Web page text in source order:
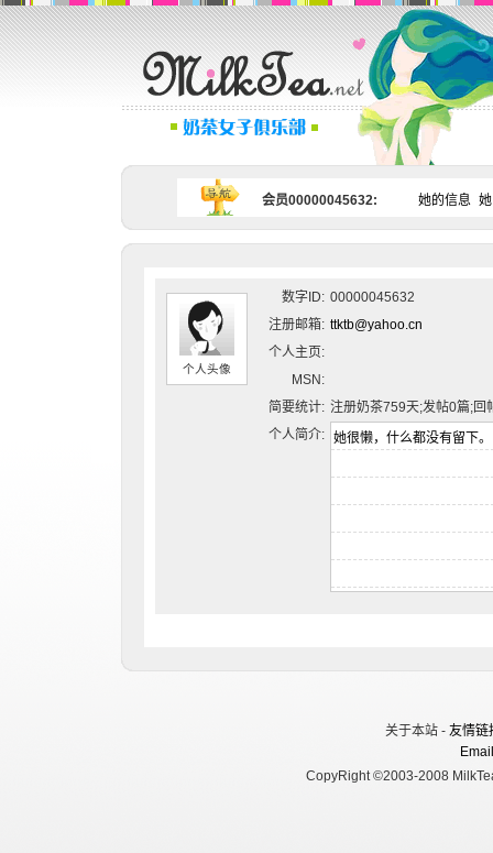
会员00000045632: 她的信息
个人头像
数字ID: 00000045632
注册邮箱: ttktb@yahoo.cn
个人主页:
MSN:
简要统计: 注册奶茶759天;发帖0篇;回
个人简介:
关于本站 - 友情链
CopyRight ©2003-2008